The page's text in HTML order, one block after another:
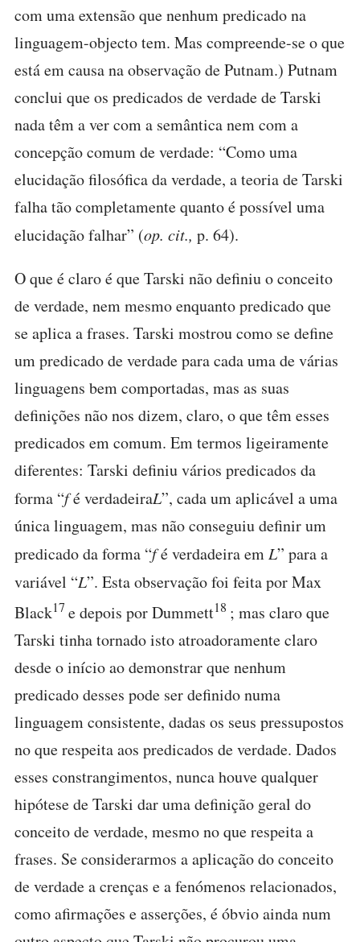
com uma extensão que nenhum predicado na
linguagem-objecto tem. Mas compreende-se o que
está em causa na observação de Putnam.) Putnam
conclui que os predicados de verdade de Tarski
nada têm a ver com a semântica nem com a
concepção comum de verdade: “Como uma
elucidação filosófica da verdade, a teoria de Tarski
falha tão completamente quanto é possível uma
elucidação falhar” (op. cit., p. 64).
O que é claro é que Tarski não definiu o conceito
de verdade, nem mesmo enquanto predicado que
se aplica a frases. Tarski mostrou como se define
um predicado de verdade para cada uma de várias
linguagens bem comportadas, mas as suas
definições não nos dizem, claro, o que têm esses
predicados em comum. Em termos ligeiramente
diferentes: Tarski definiu vários predicados da
forma “fé verdadeiraL”, cada um aplicável a uma
única linguagem, mas não conseguiu definir um
predicado da forma “fé verdadeira emL” para a
variável “L”. Esta observação foi feita por Max
Black17 e depois por Dummett18 ; mas claro que
Tarski tinha tornado isto atroadoramente claro
desde o início ao demonstrar que nenhum
predicado desses pode ser definido numa
linguagem consistente, dadas os seus pressupostos
no que respeita aos predicados de verdade. Dados
esses constrangimentos, nunca houve qualquer
hipótese de Tarski dar uma definição geral do
conceito de verdade, mesmo no que respeita a
frases. Se considerarmos a aplicação do conceito
de verdade a crenças e a fenómenos relacionados,
como afirmações e asserções, é óbvio ainda num